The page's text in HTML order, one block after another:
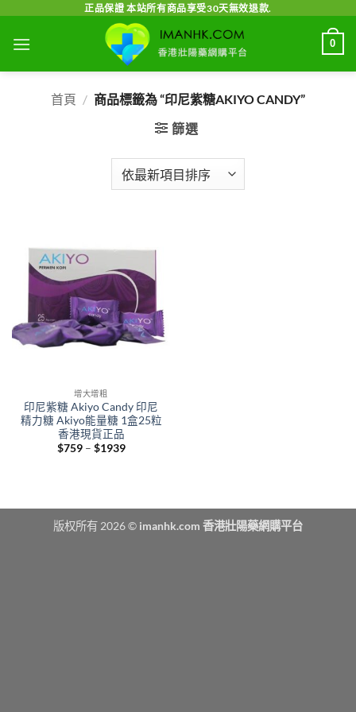
content
正品保證 本站所有商品享受30天無效退款.
0
首頁 / 商品標籤為 “印尼紫糖AKIYO CANDY”
篩選
增大增粗
印尼紫糖 Akiyo Candy 印尼
精力糖 Akiyo能量糖 1盒25粒
香港現貨正品
$759 – $1939Price
版权所有 2026 © imanhk.com 香港壯陽藥網購平台